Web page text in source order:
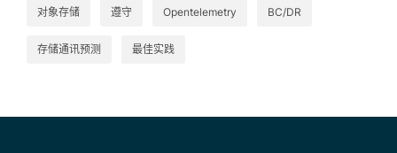
对象存储 遵守 Opentelemetry BC/DR
存储通讯预测 最佳实践